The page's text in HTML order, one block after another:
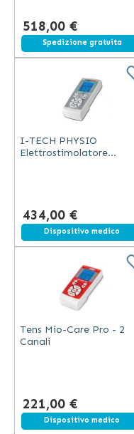
518,00 €
Spedizione gratuita
I-TECH PHYSIO
Elettrostimolatore
434,00 €
Spedizione gratuita
Dispositivo medico
Tens Mio-Care Pro - 2
Canali
221,00 €
Spedizione gratuita
Dispositivo medico